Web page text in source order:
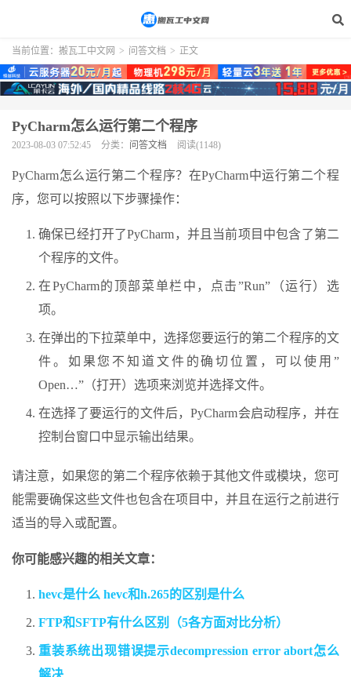
当前位置： 搬瓦工中文网 > 问答文档 > 正文
PyCharm怎么运行第二个程序
2023-08-03 07:52:45 分类： 问答文档 阅读(1148)
PyCharm怎么运行第二个程序？在PyCharm中运行第二个程
序，您可以按照以下步骤操作：
确保已经打开了PyCharm，并且当前项目中包含了第二
个程序的文件。
在PyCharm的顶部菜单栏中，点击”Run”（运行）选
项。
在弹出的下拉菜单中，选择您要运行的第二个程序的文
件。如果您不知道文件的确切位置，可以使用”
Open…”（打开）选项来浏览并选择文件。
在选择了要运行的文件后，PyCharm会启动程序，并在
控制台窗口中显示输出结果。
请注意，如果您的第二个程序依赖于其他文件或模块，您可
能需要确保这些文件也包含在项目中，并且在运行之前进行
适当的导入或配置。
你可能感兴趣的相关文章：
hevc是什么 hevc和h.265的区别是什么
FTP和SFTP有什么区别（5各方面对比分析）
重装系统出现错误提示decompression error abort怎么